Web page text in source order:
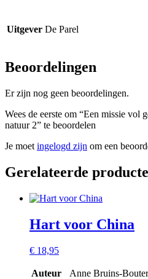
Uitgever De Parel
Beoordelingen
Er zijn nog geen beoordelingen.
Wees de eerste om “Een missie vol
natuur 2” te beoordelen
Je moet ingelogd zijn om een
Gerelateerde
Hart voor China
€ 18,95
Auteur Anne Bruins-Bouter